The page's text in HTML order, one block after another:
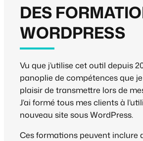
DES
WORDPRESS
Vu que j’utilise cet outil depuis
panoplie de compétences que
plaisir de transmettre lors de
J’ai formé tous mes clients à
nouveau site sous WordPress.
Ces formations peuvent inclure